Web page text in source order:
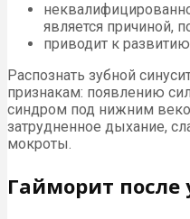
является причиной,
приводит к
Распознать зубной
признакам: появлению
синдром под нижним
затрудненное дыхание,
мокроты.
Гайморит после